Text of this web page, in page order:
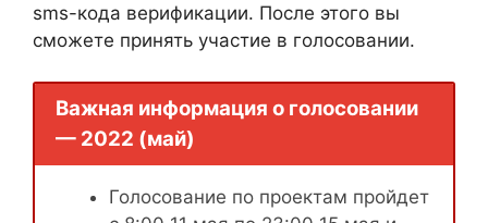
sms-кода верификации. После этого вы
сможете принять участие в голосовании.
Важная информация о голосовании
— 2022 (май)
Голосование по проектам пройдет